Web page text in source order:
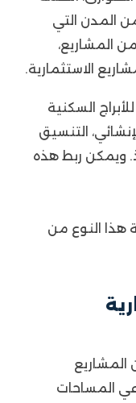
المدن التي
المشاريع،
الاستثمارية.
السكنية
التنسيق
ويمكن ربط هذه
هذا النوع من
المشاريع
المساحات